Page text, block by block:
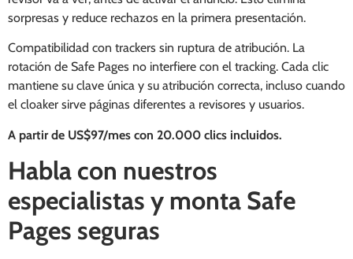
sorpresas y reduce rechazos en la primera presentación.
Compatibilidad con trackers sin ruptura de atribución. La
rotación de Safe Pages no interfiere con el tracking. Cada clic
mantiene su clave única y su atribución correcta, incluso cuando
el cloaker sirve páginas diferentes a revisores y usuarios.
A partir de US$97/mes con 20.000 clics incluidos.
Habla con nuestros
especialistas y monta Safe
Pages seguras